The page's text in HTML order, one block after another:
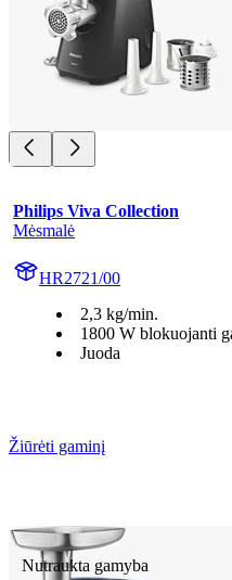
Philips Viva Collection
Mėsmalė
HR2721/00
2,3 kg/min.
1800 W blokuojanti
Juoda
Žiūrėti gaminį
Nutraukta gamyba